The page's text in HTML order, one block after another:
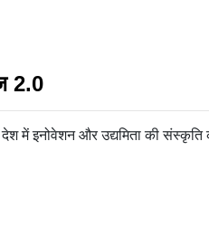
2.0
में इनोवेशन और उद्यमिता की संस्कृति